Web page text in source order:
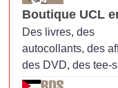
Boutique UCL
Des livres, des
autocollants, des
des DVD, des tee-